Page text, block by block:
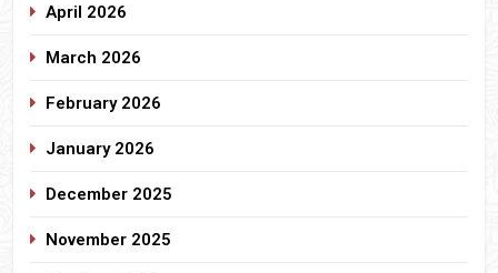
April 2026
March 2026
February 2026
January 2026
December 2025
November 2025